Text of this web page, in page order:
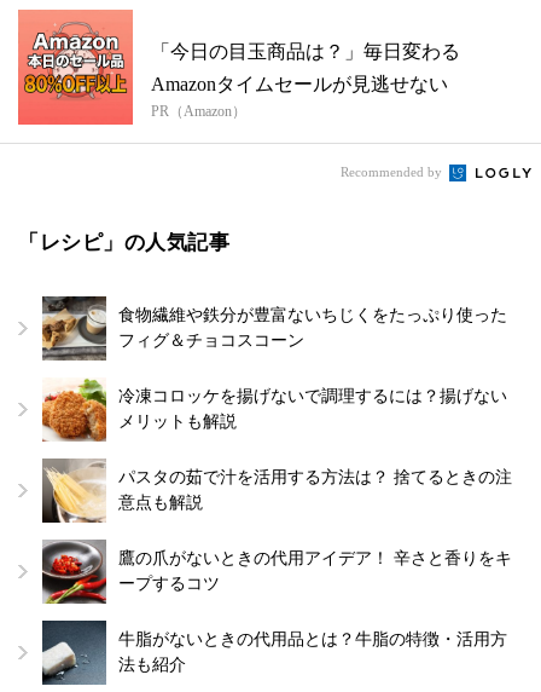
「今日の目玉商品は？」毎日変わる
Amazonタイムセールが見逃せない
PR（Amazon）
Recommended by
「レシピ」の人気記事
食物繊維や鉄分が豊富ないちじくをたっぷり使った
フィグ＆チョコスコーン
冷凍コロッケを揚げないで調理するには？揚げない
メリットも解説
パスタの茹で汁を活用する方法は？ 捨てるときの注
意点も解説
鷹の爪がないときの代用アイデア！ 辛さと香りをキ
ープするコツ
牛脂がないときの代用品とは？牛脂の特徴・活用方
法も紹介